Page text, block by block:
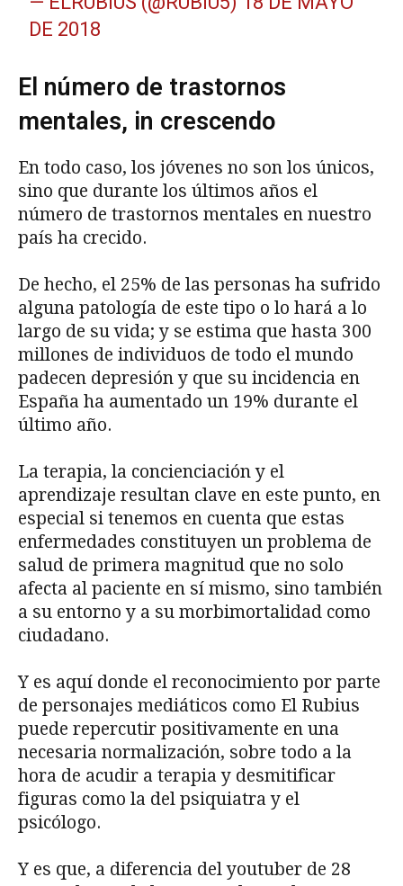
DE 2018
El número de trastornos
mentales, in crescendo
En todo caso, los jóvenes no son los únicos,
sino que durante los últimos años el
número de trastornos mentales en nuestro
país ha crecido.
De hecho, el 25% de las personas ha sufrido
alguna patología de este tipo o lo hará a lo
largo de su vida; y se estima que hasta 300
millones de individuos de todo el mundo
padecen depresión y que su incidencia en
España ha aumentado un 19% durante el
último año.
La terapia, la concienciación y el
aprendizaje resultan clave en este punto, en
especial si tenemos en cuenta que estas
enfermedades constituyen un problema de
salud de primera magnitud que no solo
afecta al paciente en sí mismo, sino también
a su entorno y a su morbimortalidad como
ciudadano.
Y es aquí donde el reconocimiento por parte
de personajes mediáticos como El Rubius
puede repercutir positivamente en una
necesaria normalización, sobre todo a la
hora de acudir a terapia y desmitificar
figuras como la del psiquiatra y el
psicólogo.
Y es que, a diferencia del youtuber de 28